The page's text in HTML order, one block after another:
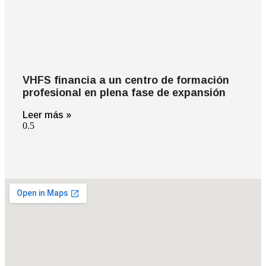
VHFS financia a un centro de formación
profesional en plena fase de expansión
Leer más »